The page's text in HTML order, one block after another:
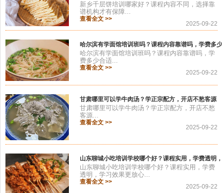
2025-09-22
新乡千层饼培训哪家好？课程内容不同，选择靠
谱机构才有保障...
查看全文 >>
哈尔滨有学面馆培训班吗？课程内容靠谱吗，学费多
2025-09-22
哈尔滨有学面馆培训班吗？课程内容靠谱吗，学
费多少合适...
查看全文 >>
甘肃哪里可以学牛肉汤？学正宗配方，开店不愁客源
2025-09-22
甘肃哪里可以学牛肉汤？学正宗配方，开店不愁
客源...
查看全文 >>
山东聊城小吃培训学校哪个好？课程实用，学费透明
2025-09-22
山东聊城小吃培训学校哪个好？课程实用，学费
透明，学习效果更放心...
查看全文 >>